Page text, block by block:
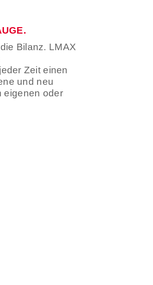
Bilanz. LMAX
Zeit einen
und neu
eigenen oder